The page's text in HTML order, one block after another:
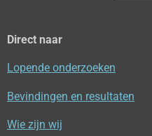
Direct naar
Lopende onderzoeken
Bevindingen en resultaten
Wie zijn wij